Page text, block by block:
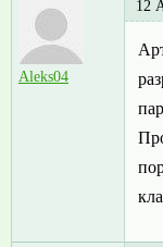
Aleks04
12